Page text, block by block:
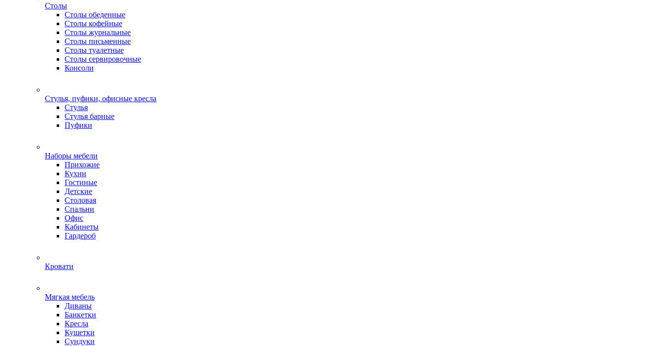
Столы
Столы обеденные
Столы кофейные
Столы журнальные
Столы письменные
Столы туалетные
Столы сервировочные
Консоли
Стулья, пуфики, офисные кресла
Стулья
Стулья барные
Пуфики
Наборы мебели
Прихожие
Кухни
Гостиные
Детские
Столовая
Спальни
Офис
Кабинеты
Гардероб
Кровати
Мягкая мебель
Диваны
Банкетки
Кресла
Кушетки
Сундуки